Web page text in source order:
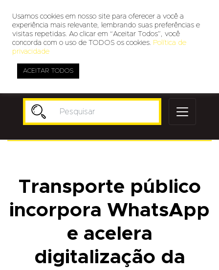
Transporte público
incorpora WhatsApp
e acelera
digitalização da
Usamos cookies em nosso site para oferecer a você a
experiência mais relevante, lembrando suas preferências e
visitas repetidas. Ao clicar em “Aceitar Todos”, você
concorda com o uso de TODOS os cookies. Política de
privacidade
ACEITAR TODOS